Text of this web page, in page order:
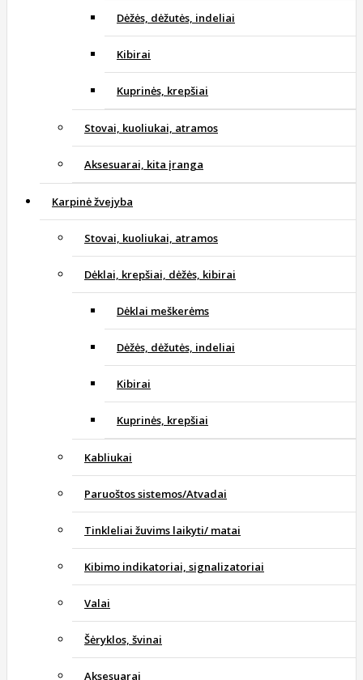
Dėžės, dėžutės, indeliai
Kibirai
Kuprinės, krepšiai
Stovai, kuoliukai, atramos
Aksesuarai, kita įranga
Karpinė žvejyba
Stovai, kuoliukai, atramos
Dėklai, krepšiai, dėžės, kibirai
Dėklai meškerėms
Dėžės, dėžutės, indeliai
Kibirai
Kuprinės, krepšiai
Kabliukai
Paruoštos sistemos/Atvadai
Tinkleliai žuvims laikyti/ matai
Kibimo indikatoriai, signalizatoriai
Valai
Šėryklos, švinai
Aksesuarai